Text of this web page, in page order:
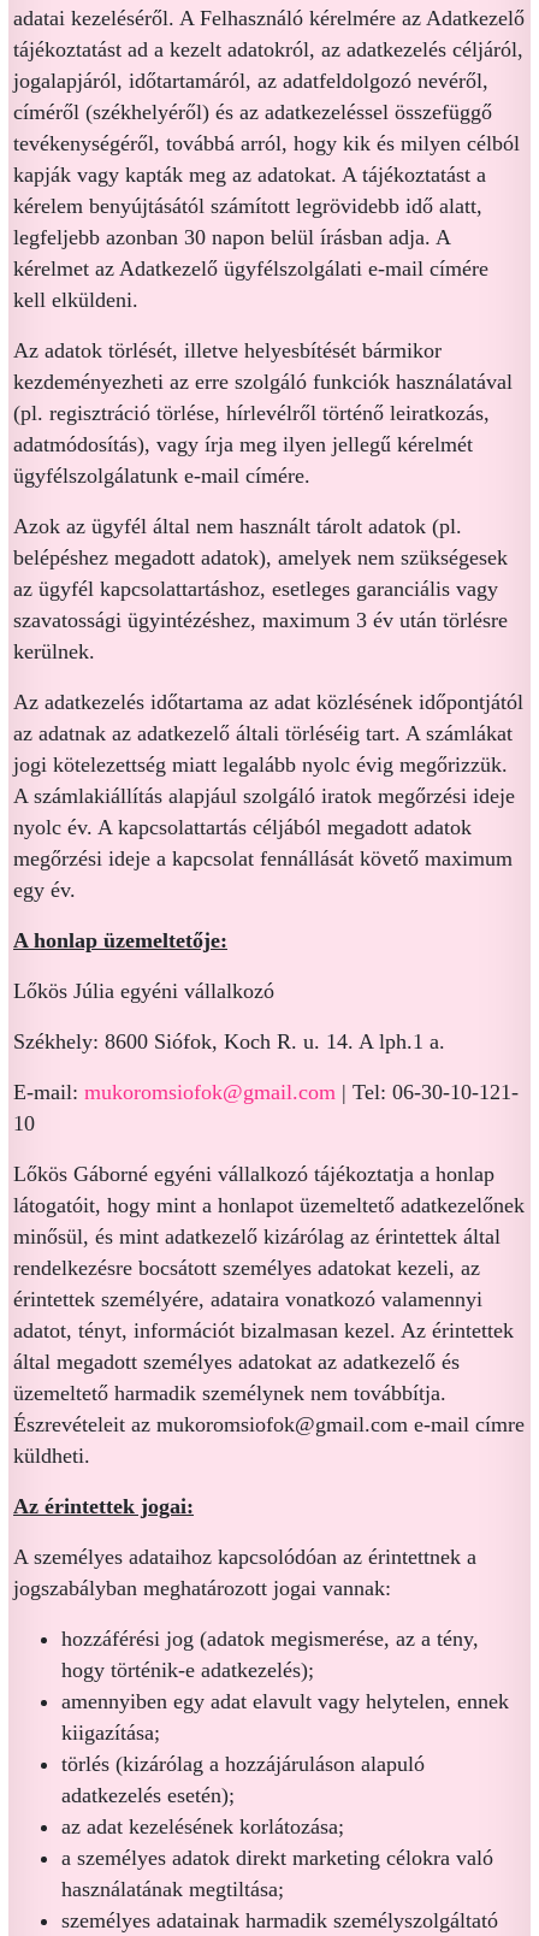
adatai kezeléséről. A Felhasználó kérelmére az Adatkezelő
tájékoztatást ad a kezelt adatokról, az adatkezelés céljáról,
jogalapjáról, időtartamáról, az adatfeldolgozó nevéről,
címéről (székhelyéről) és az adatkezeléssel összefüggő
tevékenységéről, továbbá arról, hogy kik és milyen célból
kapják vagy kapták meg az adatokat. A tájékoztatást a
kérelem benyújtásától számított legrövidebb idő alatt,
legfeljebb azonban 30 napon belül írásban adja. A
kérelmet az Adatkezelő ügyfélszolgálati e-mail címére
kell elküldeni.
Az adatok törlését, illetve helyesbítését bármikor
kezdeményezheti az erre szolgáló funkciók használatával
(pl. regisztráció törlése, hírlevélről történő leiratkozás,
adatmódosítás), vagy írja meg ilyen jellegű kérelmét
ügyfélszolgálatunk e-mail címére.
Azok az ügyfél által nem használt tárolt adatok (pl.
belépéshez megadott adatok), amelyek nem szükségesek
az ügyfél kapcsolattartáshoz, esetleges garanciális vagy
szavatossági ügyintézéshez, maximum 3 év után törlésre
kerülnek.
Az adatkezelés időtartama az adat közlésének időpontjától
az adatnak az adatkezelő általi törléséig tart. A számlákat
jogi kötelezettség miatt legalább nyolc évig megőrizzük.
A számlakiállítás alapjául szolgáló iratok megőrzési ideje
nyolc év. A kapcsolattartás céljából megadott adatok
megőrzési ideje a kapcsolat fennállását követő maximum
egy év.
A honlap üzemeltetője:
Lőkös Júlia egyéni vállalkozó
Székhely: 8600 Siófok, Koch R. u. 14. A lph.1 a.
E-mail: mukoromsiofok@gmail.com | Tel: 06-30-10-121-
10
Lőkös Gáborné egyéni vállalkozó tájékoztatja a honlap
látogatóit, hogy mint a honlapot üzemeltető adatkezelőnek
minősül, és mint adatkezelő kizárólag az érintettek által
rendelkezésre bocsátott személyes adatokat kezeli, az
érintettek személyére, adataira vonatkozó valamennyi
adatot, tényt, információt bizalmasan kezel. Az érintettek
által megadott személyes adatokat az adatkezelő és
üzemeltető harmadik személynek nem továbbítja.
Észrevételeit az mukoromsiofok@gmail.com e-mail címre
küldheti.
Az érintettek jogai:
A személyes adataihoz kapcsolódóan az érintettnek a
jogszabályban meghatározott jogai vannak:
hozzáférési jog (adatok megismerése, az a tény,
hogy történik-e adatkezelés);
amennyiben egy adat elavult vagy helytelen, ennek
kiigazítása;
törlés (kizárólag a hozzájáruláson alapuló
adatkezelés esetén);
az adat kezelésének korlátozása;
a személyes adatok direkt marketing célokra való
használatának megtiltása;
személyes adatainak harmadik személyszolgáltató